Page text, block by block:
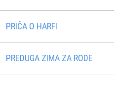
PRIČA O HARFI
PREDUGA ZIMA ZA RODE